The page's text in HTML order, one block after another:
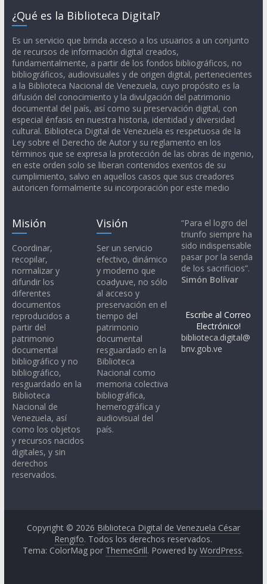
¿Qué es la Biblioteca Digital?
Es un servicio que brinda acceso a los usuarios a un conjunto
de recursos de información digital creados,
fundamentalmente, a partir de los fondos bibliográficos, no
bibliográficos, audiovisuales y de origen digital, pertenecientes
a la Biblioteca Nacional de Venezuela, cuyo propósito es la
difusión del conocimiento y la divulgación del patrimonio
documental del país, así como su preservación digital, con
especial énfasis en nuestra historia, identidad y diversidad
cultural. Biblioteca Digital de Venezuela es respetuosa de la
Ley sobre el Derecho de Autor y su reglamento en los
términos que se expresa la protección de las obras de ingenio,
en este orden solo se liberan contenidos exentos de su
cumplimiento, salvo en aquellos casos que sus creadores
autoricen formalmente su incorporación por este medio
Misión
Coordinar,
recopilar,
normalizar y
difundir los
diferentes
documentos
reproducidos a
partir del
patrimonio
documental
bibliográfico y no
bibliográfico,
resguardado en la
Biblioteca
Nacional de
Venezuela, así
como los objetos
y recursos nacidos
digitales, y sin
derechos
reservados.
Visión
Ser un servicio
efectivo, dinámico
y moderno que
coadyuve, no sólo
al acceso y
preservación en el
tiempo del
patrimonio
documental
resguardado en la
Biblioteca
Nacional como
memoria colectiva
bibliográfica,
hemerográfica y
audiovisual del
país.
“Para el logro del
triunfo siempre ha
sido indispensable
pasar por la senda
de los sacrificios”.
Simón Bolívar
Escribe al Correo
Electrónico!
biblioteca.digital@
bnv.gob.ve
Copyright © 2026 Biblioteca Digital de Venezuela César
Rengifo. Todos los derechos reservados.
Tema: ColorMag por ThemeGrill. Powered byWordPress.